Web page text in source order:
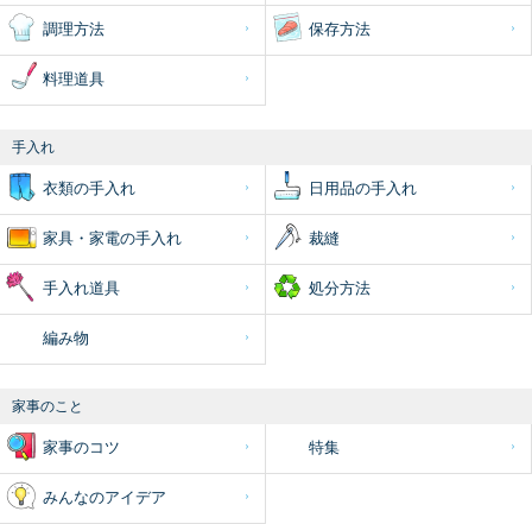
調理方法 保存方法
料理道具
手入れ
衣類の手入れ 日用品の手入れ
家具・家電の手入れ 裁縫
手入れ道具 処分方法
編み物
家事のこと
家事のコツ 特集
みんなのアイデア